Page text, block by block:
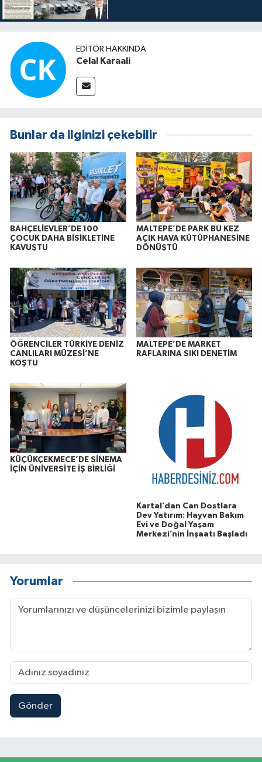
EDITÖR HAKKINDA
Celal Karaali
Bunlar da ilginizi çekebilir
BAHÇELİEVLER’DE 100
ÇOCUK DAHA BİSİKLETİNE
KAVUŞTU
MALTEPE’DE PARK BU KEZ
AÇIK HAVA KÜTÜPHANESİNE
DÖNÜŞTÜ
ÖĞRENCİLER TÜRKİYE DENİZ
CANLILARI MÜZESİ’NE
KOŞTU
MALTEPE’DE MARKET
RAFLARINA SIKI DENETİM
KÜÇÜKÇEKMECE’DE SİNEMA
İÇİN ÜNİVERSİTE İŞ BİRLİĞİ
Kartal’dan Can Dostlara
Dev Yatırım: Hayvan Bakım
Evi ve Doğal Yaşam
Merkezi’nin İnşaatı Başladı
Yorumlar
Gönder